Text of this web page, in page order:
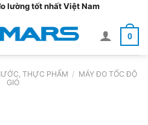
lường tốt nhất Việt Nam
0
THỰC PHẨM / MÁY ĐO TỐC ĐỘ
GIÓ